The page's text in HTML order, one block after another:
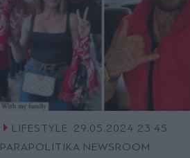
LIFESTYLE 29.05.2024 23:45
PARAPOLITIKA NEWSROOM